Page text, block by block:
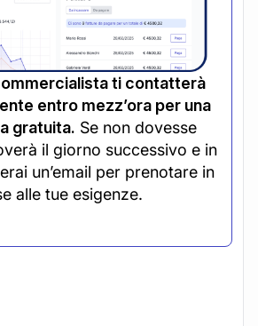
ti contatterà
entro mezz’ora per una
gratuita. Se non dovesse
il giorno successivo e in
un’email per prenotare in
alle tue esigenze.